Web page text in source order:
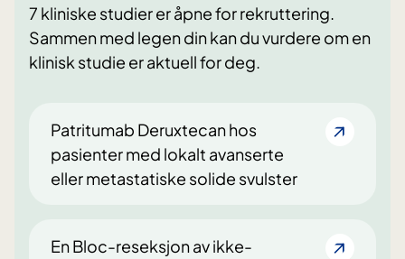
7 kliniske studier er åpne for rekruttering.
Sammen med legen din kan du vurdere om en
klinisk studie er aktuell for deg.
Patritumab Deruxtecan hos
pasienter med lokalt avanserte
eller metastatiske solide svulster
En Bloc-reseksjon av ikke-